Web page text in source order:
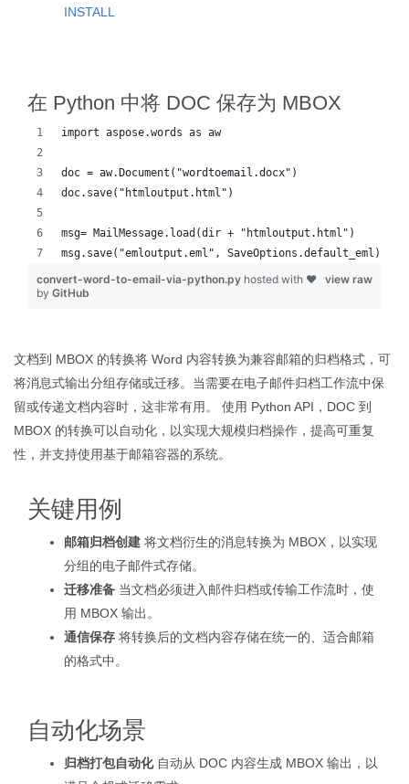
INSTALL
在 Python 中将 DOC 保存为 MBOX
import aspose.words as aw
doc = aw.Document("wordtoemail.docx")
doc.save("htmloutput.html")
msg= MailMessage.load(dir + "htmloutput.html")
msg.save("emloutput.eml", SaveOptions.default_eml)
view raw
convert-word-to-email-via-python.py hosted with ❤
by GitHub
文档到 MBOX 的转换将 Word 内容转换为兼容邮箱的归档格式，可
将消息式输出分组存储或迁移。当需要在电子邮件归档工作流中保
留或传递文档内容时，这非常有用。 使用 Python API，DOC 到
MBOX 的转换可以自动化，以实现大规模归档操作，提高可重复
性，并支持使用基于邮箱容器的系统。
关键用例
邮箱归档创建 将文档衍生的消息转换为 MBOX，以实现
分组的电子邮件式存储。
迁移准备 当文档必须进入邮件归档或传输工作流时，使
用 MBOX 输出。
通信保存 将转换后的文档内容存储在统一的、适合邮箱
的格式中。
自动化场景
归档打包自动化自动从 DOC 内容生成 MBOX 输出，以